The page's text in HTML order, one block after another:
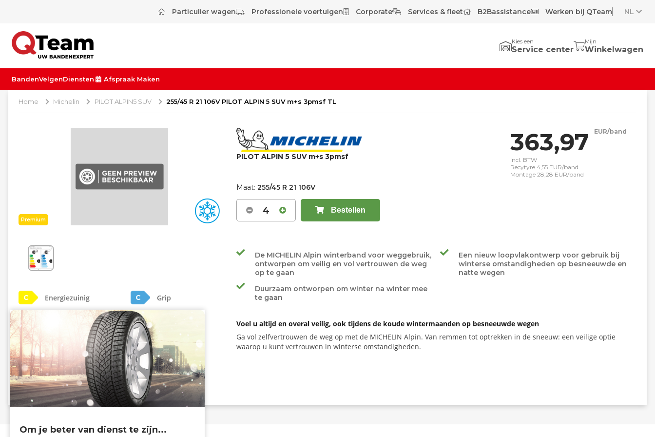
Om je beter van dienst te zijn...
Particulier wagen Professionele voertuigen Corporate Services & fleet B2Bassistance Werken bij QTeam NL
Kies een
Service center
Mijn
Winkelwagen
BandenVelgenDiensten Afspraak Maken
Home Michelin PILOT ALPIN5 SUV 255/45 R 21 106V PILOT ALPIN 5 SUV m+s 3pmsf TL
Premium
C Energiezuinig C Grip
Info eprel
PILOT ALPIN 5 SUV m+s 3pmsf
363,97 EUR/band
incl. BTW
Recytyre 4,55 EUR/band
Montage 28,28 EUR/band
Maat:255/45 R 21 106V
4 Bestellen
De MICHELIN Alpin winterband voor weggebruik,
ontworpen om veilig en vol vertrouwen de weg
op te gaan
Een nieuw loopvlakontwerp voor gebruik bij
winterse omstandigheden op besneeuwde en
natte wegen
Duurzaam ontworpen om winter na winter mee
te gaan
Voel u altijd en overal veilig, ook tijdens de koude wintermaanden op besneeuwde wegen
Ga vol zelfvertrouwen de weg op met de MICHELIN Alpin. Van remmen tot optrekken in de sneeuw: een veilige optie
waarop u kunt vertrouwen in winterse omstandigheden.